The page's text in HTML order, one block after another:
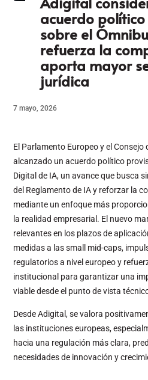
acuerdo
sobre el
refuerza la
aporta mayor
jurídica
7 mayo, 2026
El Parlamento Europeo y el Consejo
alcanzado un acuerdo político
Digital de IA, un avance que busca
del Reglamento de IA y reforzar la
mediante un enfoque más
la realidad empresarial. El nuevo
relevantes en los plazos de
medidas a las small mid-caps,
regulatorios a nivel europeo y
institucional para garantizar una
viable desde el punto de vista
Desde Adigital, se valora
las instituciones europeas,
hacia una regulación más clara,
necesidades de innovación y